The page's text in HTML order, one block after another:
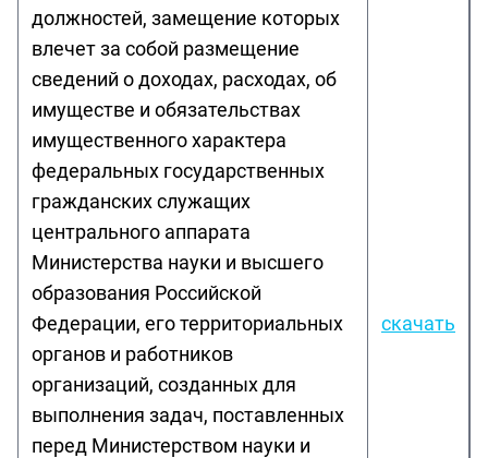
должностей, замещение которых
влечет за собой размещение
сведений о доходах, расходах, об
имуществе и обязательствах
имущественного характера
федеральных государственных
гражданских служащих
центрального аппарата
Министерства науки и высшего
образования Российской
Федерации, его территориальных
органов и работников
организаций, созданных для
выполнения задач, поставленных
перед Министерством науки и
скачать